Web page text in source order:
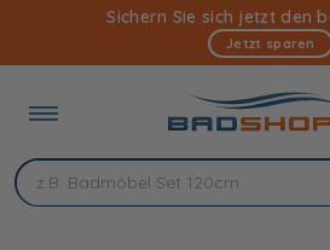
Inhalt
Sichern Sie sich jetzt den
Jetzt sparen